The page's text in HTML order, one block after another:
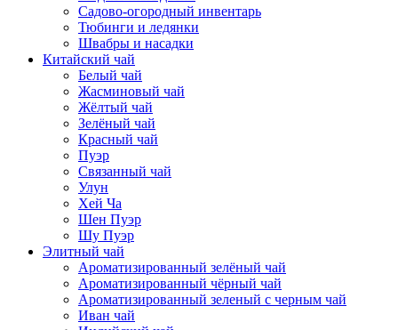
Садово-огородный инвентарь
Тюбинги и ледянки
Швабры и насадки
Китайский чай
Белый чай
Жасминовый чай
Жёлтый чай
Зелёный чай
Красный чай
Пуэр
Связанный чай
Улун
Хей Ча
Шен Пуэр
Шу Пуэр
Элитный чай
Ароматизированный зелёный чай
Ароматизированный чёрный чай
Ароматизированный зеленый с черным чай
Иван чай